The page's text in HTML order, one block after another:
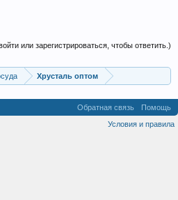
или зарегистрироваться, чтобы ответить.)
Хрусталь оптом
Обратная связь
Помощь
Условия и правила